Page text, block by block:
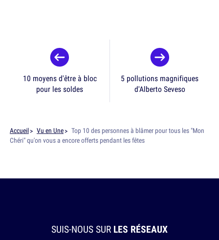
10 moyens d'être à bloc
pour les soldes
5 pollutions magnifiques
d'Alberto Seveso
Accueil Vu en Une
Top 10 des personnes à blâmer pour tous les "Mon
Chéri" qu'on vous a encore offerts pendant les fêtes
SUIS-NOUS SUR LES RÉSEAUX